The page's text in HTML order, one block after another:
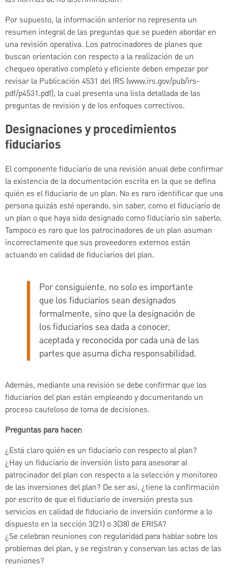
Por supuesto, la información anterior no representa un
resumen integral de las preguntas que se pueden abordar en
una revisión operativa. Los patrocinadores de planes que
buscan orientación con respecto a la realización de un
chequeo operativo completo y eficiente deben empezar por
revisar la Publicación 4531 del IRS (www.irs.gov/pub/irs-
pdf/p4531.pdf), la cual presenta una lista detallada de las
preguntas de revisión y de los enfoques correctivos.
Designaciones y procedimientos
fiduciarios
El componente fiduciario de una revisión anual debe confirmar
la existencia de la documentación escrita en la que se defina
quién es el fiduciario de un plan. No es raro identificar que una
persona quizás esté operando, sin saber, como el fiduciario de
un plan o que haya sido designado como fiduciario sin saberlo.
Tampoco es raro que los patrocinadores de un plan asuman
incorrectamente que sus proveedores externos están
actuando en calidad de fiduciarios del plan.
Por consiguiente, no solo es importante
que los fiduciarios sean designados
formalmente, sino que la designación de
los fiduciarios sea dada a conocer,
aceptada y reconocida por cada una de las
partes que asuma dicha responsabilidad.
Además, mediante una revisión se debe confirmar que los
fiduciarios del plan están empleando y documentando un
proceso cauteloso de toma de decisiones.
Preguntas para hacer:
¿Está claro quién es un fiduciario con respecto al plan?
¿Hay un fiduciario de inversión listo para asesorar al
patrocinador del plan con respecto a la selección y monitoreo
de las inversiones del plan? De ser así, ¿tiene la confirmación
por escrito de que el fiduciario de inversión presta sus
servicios en calidad de fiduciario de inversión conforme a lo
dispuesto en la sección 3(21) o 3(38) de ERISA?
¿Se celebran reuniones con regularidad para hablar sobre los
problemas del plan, y se registran y conservan las actas de las
reuniones?